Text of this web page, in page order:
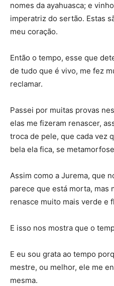
nomes da ayahuasca; e
imperatriz do sertão. Estas
meu coração.
Então o tempo, esse que
de tudo que é vivo, me fez
reclamar.
Passei por muitas provas
elas me fizeram renascer,
troca de pele, que cada vez
bela ela fica, se
Assim como a Jurema, que
parece que está morta, mas
renasce muito mais verde e
E isso nos mostra que o
E eu sou grata ao tempo
mestre, ou melhor, ele me
mesma.